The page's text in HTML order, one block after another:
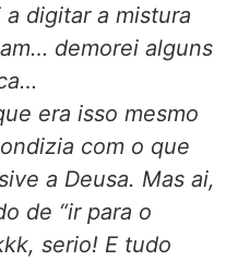
digitar a mistura
demorei alguns
era isso mesmo
com o que
a Deusa. Mas ai,
de “ir para o
serio! E tudo